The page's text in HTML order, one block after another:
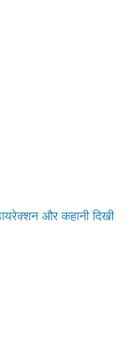
और कहानी दिखी